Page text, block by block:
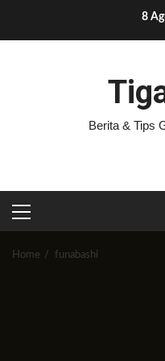
content
8
Berita & Tips
PRIMARY
MENU
Home funabashi